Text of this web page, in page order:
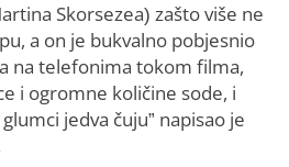
Skorsezea) zašto više ne
a on je bukvalno pobjesnio
na telefonima tokom filma,
i ogromne količine sode, i
jedva čuju” napisao je